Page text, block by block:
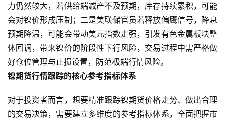
力仍然较大，若供给端减产不及预期，库存持续累积，可能
会对镍价形成压制；二是美联储官员若释放偏鹰信号，降息
预期降温，可能会带动美元指数走强，引发有色金属板块整
体回调，带来镍价的阶段性下行风险，交易过程中需严格做
好仓位管理与止损设置，防范极端行情风险。
镍期货行情跟踪的核心参考指标体系
对于投资者而言，想要精准跟踪镍期货价格走势、做出合理
的交易决策，需要建立多维度的参考指标体系，全面把握市